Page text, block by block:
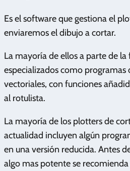
Es el software que gestiona el
enviaremos el dibujo a cortar.
La mayoría de ellos a parte de
especializados como programas
vectoriales, con funciones
al rotulista.
La mayoría de los plotters de
actualidad incluyen algún
en una versión reducida. Antes
algo mas potente se